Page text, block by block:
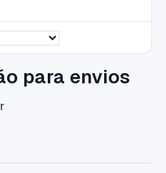
para envios